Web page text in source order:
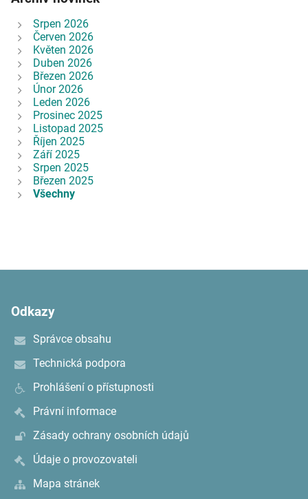
Srpen 2026
Červen 2026
Květen 2026
Duben 2026
Březen 2026
Únor 2026
Leden 2026
Prosinec 2025
Listopad 2025
Říjen 2025
Září 2025
Srpen 2025
Březen 2025
Všechny
Odkazy
Správce obsahu
Technická podpora
Prohlášení o přístupnosti
Právní informace
Zásady ochrany osobních údajů
Údaje o provozovateli
Mapa stránek